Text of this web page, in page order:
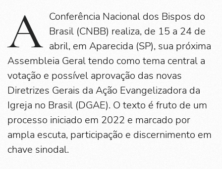
A Conferência Nacional dos Bispos do
Brasil (CNBB) realiza, de 15 a 24 de
abril, em Aparecida (SP), sua próxima
Assembleia Geral tendo como tema central a
votação e possível aprovação das novas
Diretrizes Gerais da Ação Evangelizadora da
Igreja no Brasil (DGAE). O texto é fruto de um
processo iniciado em 2022 e marcado por
ampla escuta, participação e discernimento em
chave sinodal.